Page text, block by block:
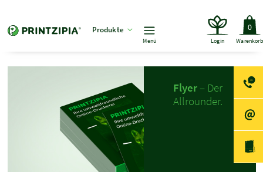
Produkte
Menü Login Warenkorb
0
Flyer– Der
Allrounder.